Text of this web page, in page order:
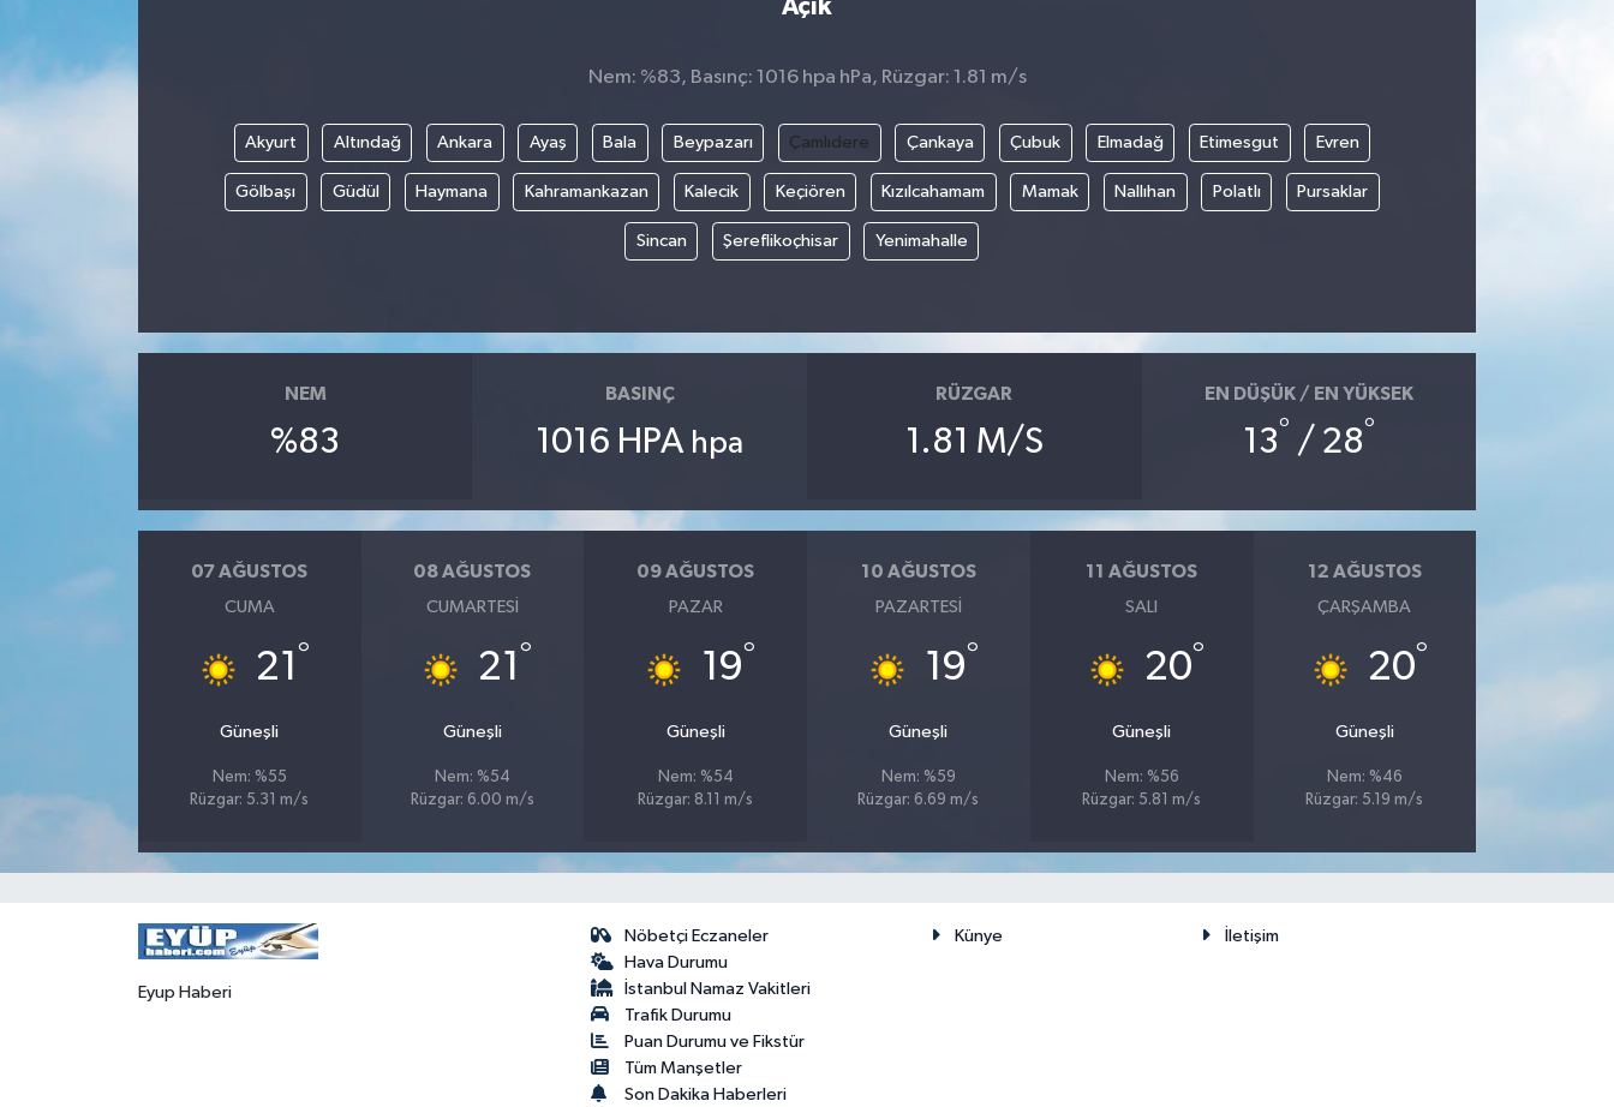
Açık
Nem: %83, Basınç: 1016 hpa hPa, Rüzgar: 1.81 m/s
Akyurt Altındağ Ankara Ayaş Bala Beypazarı Çamlıdere Çankaya Çubuk Elmadağ Etimesgut Evren
Gölbaşı Güdül Haymana Kahramankazan Kalecik Keçiören Kızılcahamam Mamak Nallıhan Polatlı Pursaklar
Sincan Şereflikoçhisar Yenimahalle
NEM
%83
BASINÇ
1016 HPA hpa
RÜZGAR
1.81 M/S
EN DÜŞÜK / EN YÜKSEK
13° / 28°
07 AĞUSTOS
CUMA
21 °
Güneşli
Nem: %55
Rüzgar: 5.31 m/s
08 AĞUSTOS
CUMARTESI
21 °
Güneşli
Nem: %54
Rüzgar: 6.00 m/s
09 AĞUSTOS
PAZAR
19°
Güneşli
Nem: %54
Rüzgar: 8.11 m/s
10 AĞUSTOS
PAZARTESI
19°
Güneşli
Nem: %59
Rüzgar: 6.69 m/s
11 AĞUSTOS
SALI
20°
Güneşli
Nem: %56
Rüzgar: 5.81 m/s
12 AĞUSTOS
ÇARŞAMBA
20°
Güneşli
Nem: %46
Rüzgar: 5.19 m/s
Eyup Haberi
Nöbetçi Eczaneler
Hava Durumu
İstanbul Namaz Vakitleri
Trafik Durumu
Puan Durumu ve Fikstür
Tüm Manşetler
Son Dakika Haberleri
Künye İletişim